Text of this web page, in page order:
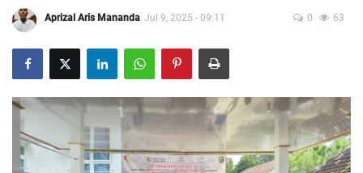
Susunan Redaksi
Pedoman Pemberitaan Media Siber
Nusantara
Galeri
Aprizal Aris Mananda Jul 9, 2025 - 09:11 0 63